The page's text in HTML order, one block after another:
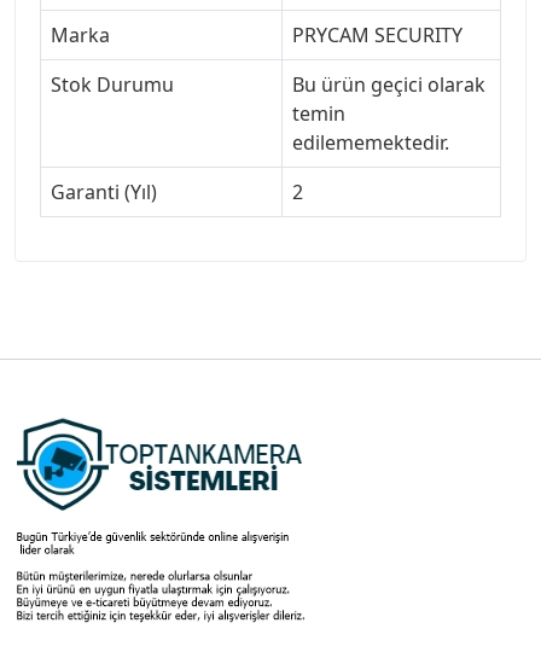
Marka
PRYCAM SECURITY
Stok Durumu
Bu ürün geçici olarak
temin
edilememektedir.
Garanti (Yıl)
2